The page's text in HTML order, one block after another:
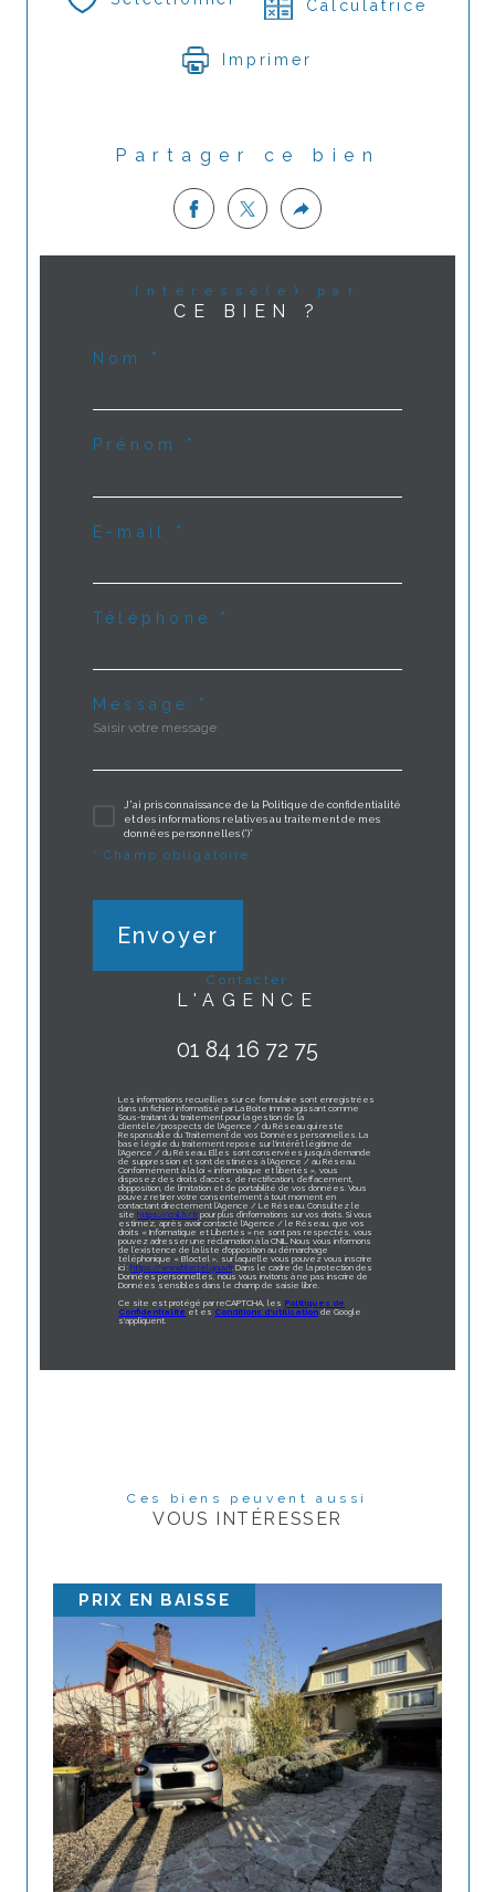
Calculatrice
Imprimer
Partager ce bien
Intéressé(e) par
CE BIEN ?
Nom *
Prénom *
E-mail *
Téléphone *
Message *
J'ai pris connaissance de la Politique de confidentialité
et des informations relatives au traitement de mes
données personnelles (*)*
* Champ obligatoire
Envoyer
contacter
L'AGENCE
01 84 16 72 75
Les informations recueillies sur ce formulaire sont enregistrées
dans un fichier informatisé par La Boite Immo agissant comme
Sous-traitant du traitement pour la gestion de la
clientèle/prospects de l'Agence / du Réseau qui reste
Responsable du Traitement de vos Données personnelles. La
base légale du traitement repose sur l'intérêt légitime de
l'Agence / du Réseau. Elles sont conservées jusqu'à demande
de suppression et sont destinées à l'Agence / au Réseau.
Conformément à la loi « informatique et libertés », vous
disposez des droits d’accès, de rectification, d’effacement,
d’opposition, de limitation et de portabilité de vos données. Vous
pouvez retirer votre consentement à tout moment en
contactant directement l’Agence / Le Réseau. Consultez le
site https://cnil.fr/fr pour plus d’informations sur vos droits. Si vous
estimez, après avoir contacté l'Agence / le Réseau, que vos
droits « Informatique et Libertés » ne sont pas respectés, vous
pouvez adresser une réclamation à la CNIL. Nous vous informons
de l’existence de la liste d'opposition au démarchage
téléphonique « Bloctel », sur laquelle vous pouvez vous inscrire
ici : https://www.bloctel.gouv.fr. Dans le cadre de la protection des
Données personnelles, nous vous invitons à ne pas inscrire de
Données sensibles dans le champ de saisie libre.
Ce site est protégé par reCAPTCHA, les Politiques de
Confidentialité et es Conditions d'utilisation de Google
s'appliquent.
Ces biens peuvent aussi
VOUS INTÉRESSER
PRIX EN BAISSE